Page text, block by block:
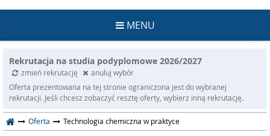
MENU
Rekrutacja na studia podyplomowe 2026/2027
zmień rekrutację
anuluj wybór
Oferta prezentowana na tej stronie ograniczona jest do wybranej
rekrutacji. Jeśli chcesz zobaczyć resztę oferty, wybierz inną rekrutację.
Oferta Technologia chemiczna w praktyce